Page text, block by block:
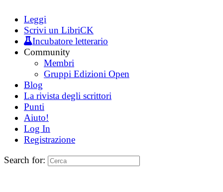
Leggi
Scrivi un LibriCK
Incubatore letterario
Community
Membri
Gruppi Edizioni Open
Blog
La rivista degli scrittori
Punti
Aiuto!
Log In
Registrazione
Search for: